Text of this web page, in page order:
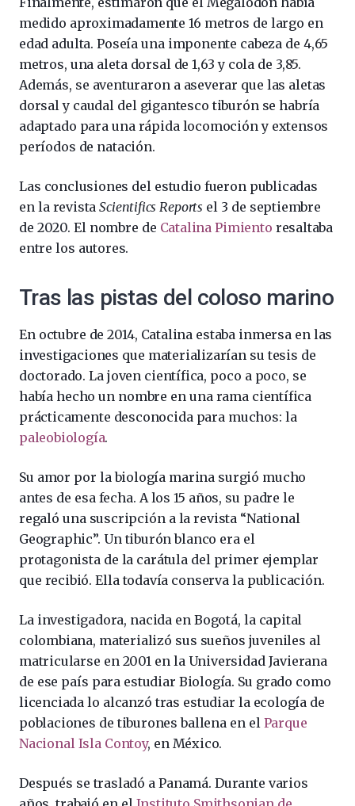
medido aproximadamente 16 metros de largo en
edad adulta. Poseía una imponente cabeza de 4,65
metros, una aleta dorsal de 1,63 y cola de 3,85.
Además, se aventuraron a aseverar que las aletas
dorsal y caudal del gigantesco tiburón se habría
adaptado para una rápida locomoción y extensos
períodos de natación.
Las conclusiones del estudio fueron publicadas
en la revistaScientifics Reports el 3 de septiembre
de 2020. El nombre de Catalina Pimiento resaltaba
entre los autores.
Tras las pistas del coloso marino
En octubre de 2014, Catalina estaba inmersa en las
investigaciones que materializarían su tesis de
doctorado. La joven científica, poco a poco, se
había hecho un nombre en una rama científica
prácticamente desconocida para muchos: la
paleobiología.
Su amor por la biología marina surgió mucho
antes de esa fecha. A los 15 años, su padre le
regaló una suscripción a la revista “National
Geographic”. Un tiburón blanco era el
protagonista de la carátula del primer ejemplar
que recibió. Ella todavía conserva la publicación.
La investigadora, nacida en Bogotá, la capital
colombiana, materializó sus sueños juveniles al
matricularse en 2001 en la Universidad Javierana
de ese país para estudiar Biología. Su grado como
licenciada lo alcanzó tras estudiar la ecología de
poblaciones de tiburones ballena en el Parque
Nacional Isla Contoy, en México.
Después se trasladó a Panamá. Durante varios